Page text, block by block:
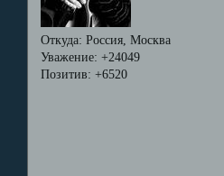
Откуда: Россия, Москва
Уважение: +24049
Позитив: +6520